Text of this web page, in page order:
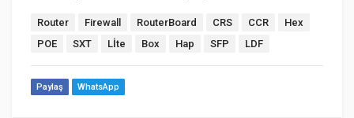
Router Firewall RouterBoard CRS CCR
Hex
POE
SXT Lİte Box Hap SFP LDF
Paylaş WhatsApp